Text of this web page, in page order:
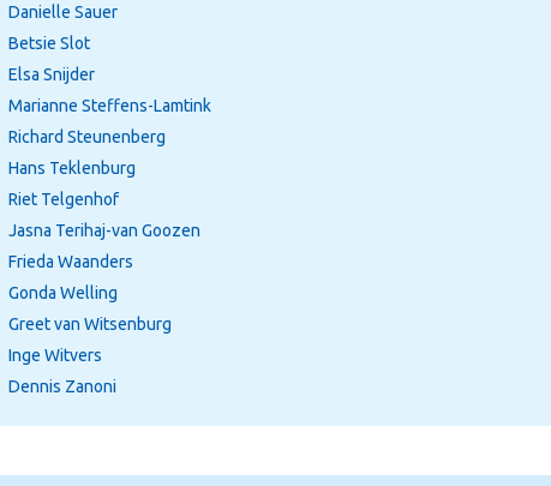
Danielle Sauer
Betsie Slot
Elsa Snijder
Marianne Steffens-Lamtink
Richard Steunenberg
Hans Teklenburg
Riet Telgenhof
Jasna Terihaj-van Goozen
Frieda Waanders
Gonda Welling
Greet van Witsenburg
Inge Witvers
Dennis Zanoni